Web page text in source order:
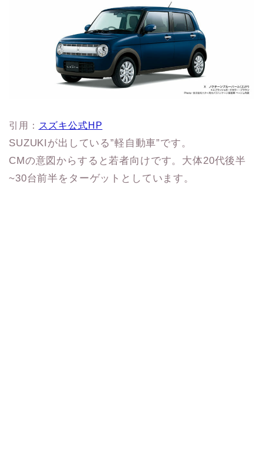
引用： スズキ公式HP
SUZUKIが出している”軽自動車”です。
CMの意図からすると若者向けです。大体20代後半
~30台前半をターゲットとしています。